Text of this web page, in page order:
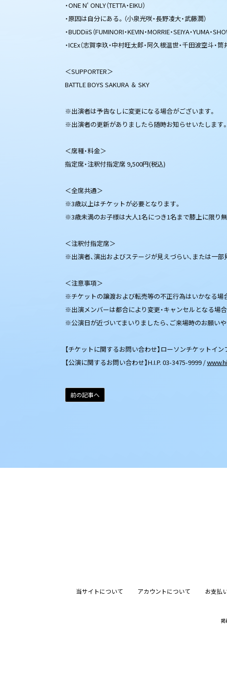
・ONE N‘ ONLY（TETTA・EIKU）
・原因は自分にある。（小泉光咲・長野凌大・武藤潤）
・BUDDiiS（FUMINORI・KEVIN・MORRIE・SEIYA・YUMA・
・ICEx（志賀李玖・中村旺太郎・阿久根温世・千田波空斗・
＜SUPPORTER＞
BATTLE BOYS SAKURA ＆ SKY
※出演者は予告なしに変更になる場合がございます。
※出演者の更新がありましたら随時お知らせいたします。
＜席種・料金＞
指定席・注釈付指定席 9,500円(税込)
＜全席共通＞
※3歳以上はチケットが必要となります。
※3歳未満のお子様は大人1名につき1名まで膝上に限り
＜注釈付指定席＞
※出演者、演出およびステージが見えづらい、または一部
＜注意事項＞
※チケットの譲渡および転売等の不正行為はいかなる場
※出演メンバーは都合により変更・キャンセルとなる場
※公演日が近づいてまいりましたら、ご来場時のお願い
【チケットに関するお問い合わせ】ローソンチケットイ
【公演に関するお問い合わせ】H.I.P. 03-3475-9999 /
前の記事へ
当サイトについて アカウントについて お支払
掲